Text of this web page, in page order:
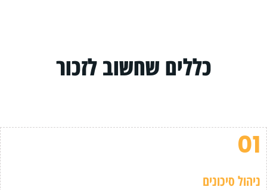
כללים שחשוב לזכור
01
ניהול סיכונים